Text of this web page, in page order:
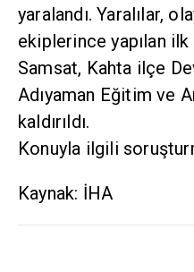
yaralandı. Yaralılar,
ekiplerince yapılan
Samsat, Kahta ilçe
Adıyaman Eğitim ve
kaldırıldı.
Konuyla ilgili
Kaynak: İHA